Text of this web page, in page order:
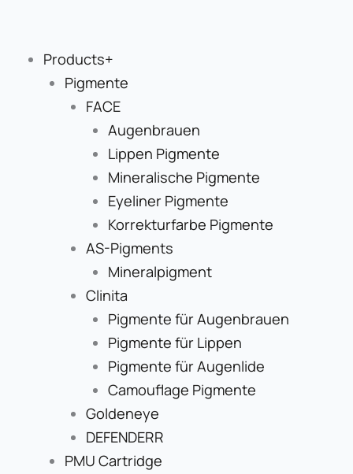
springenProducts+
Pigmente
FACE
Augenbrauen
Lippen Pigmente
Mineralische Pigmente
Eyeliner Pigmente
Korrekturfarbe Pigmente
AS-Pigments
Mineralpigment
Clinita
Pigmente für Augenbrauen
Pigmente für Lippen
Pigmente für Augenlide
Camouflage Pigmente
Goldeneye
DEFENDERR
PMU Cartridge